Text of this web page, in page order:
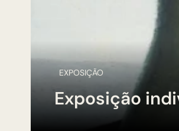
EXPOSIÇÃO
Exposição